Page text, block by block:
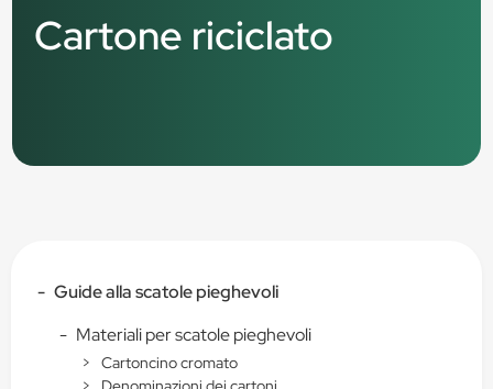
Cartone riciclato
- Guide alla scatole pieghevoli
- Materiali per scatole pieghevoli
>
Cartoncino cromato